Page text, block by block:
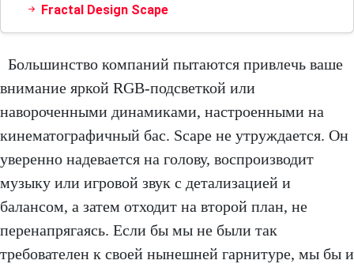
Fractal Design Scape
Большинство компаний пытаются привлечь ваше
внимание яркой RGB-подсветкой или
навороченными динамиками, настроенными на
кинематографичный бас. Scape не утруждается. Он
уверенно надевается на голову, воспроизводит
музыку или игровой звук с детализацией и
балансом, а затем отходит на второй план, не
перенапрягаясь. Если бы мы не были так
требователен к своей нынешней гарнитуре, мы бы и